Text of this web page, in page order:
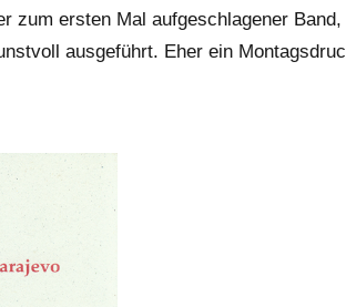
zum ersten Mal aufgeschlagener
ausgeführt. Eher ein